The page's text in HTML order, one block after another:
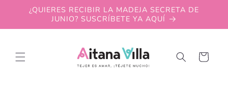
Skip to
content
¿QUIERES RECIBIR LA MADEJA SECRETA DE
JUNIO? SUSCRÍBETE YA AQUÍ
Cart